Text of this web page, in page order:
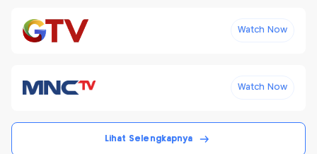
Watch Now
Watch Now
Lihat Selengkapnya